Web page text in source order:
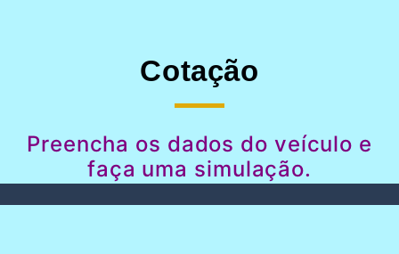
Cotação
Preencha os dados do veículo e
faça uma simulação.